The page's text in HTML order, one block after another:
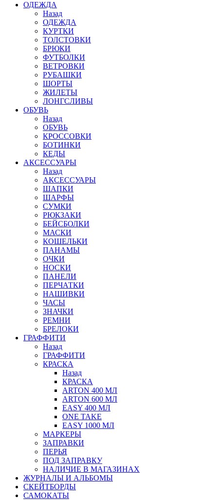
ОДЕЖДА
Назад
ОДЕЖДА
КУРТКИ
ТОЛСТОВКИ
БРЮКИ
ФУТБОЛКИ
ВЕТРОВКИ
РУБАШКИ
ШОРТЫ
ЖИЛЕТЫ
ЛОНГСЛИВЫ
ОБУВЬ
Назад
ОБУВЬ
КРОССОВКИ
БОТИНКИ
КЕДЫ
АКСЕССУАРЫ
Назад
АКСЕССУАРЫ
ШАПКИ
ШАРФЫ
СУМКИ
РЮКЗАКИ
БЕЙСБОЛКИ
МАСКИ
КОШЕЛЬКИ
ПАНАМЫ
ОЧКИ
НОСКИ
ПАНЕЛИ
ПЕРЧАТКИ
НАШИВКИ
ЧАСЫ
ЗНАЧКИ
РЕМНИ
БРЕЛОКИ
ГРАФФИТИ
Назад
ГРАФФИТИ
КРАСКА
Назад
КРАСКА
ARTON 400 МЛ
ARTON 600 МЛ
EASY 400 МЛ
ONE TAKE
EASY 1000 МЛ
МАРКЕРЫ
ЗАПРАВКИ
ПЕРЬЯ
ПОД ЗАПРАВКУ
НАЛИЧИЕ В МАГАЗИНАХ
ЖУРНАЛЫ И АЛЬБОМЫ
СКЕЙТБОРДЫ
САМОКАТЫ